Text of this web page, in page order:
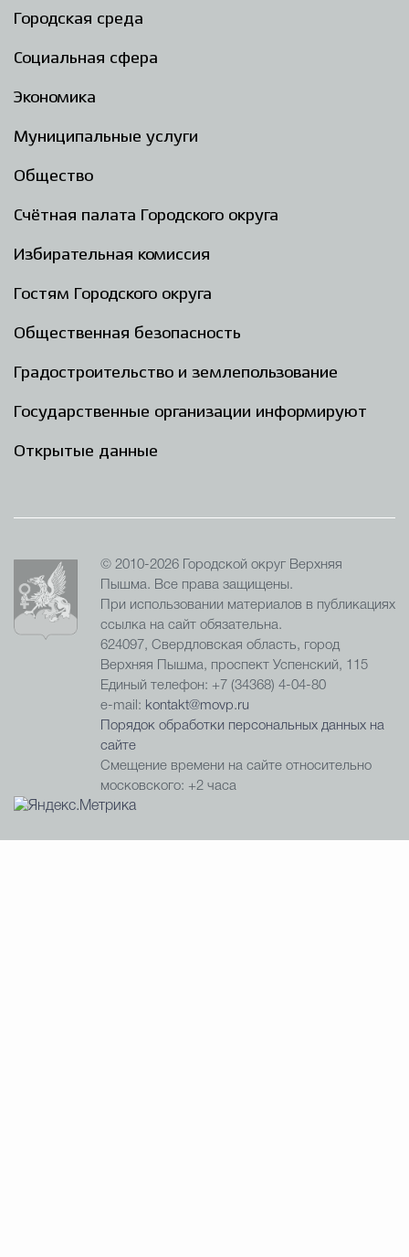
Городская среда
Социальная сфера
Экономика
Муниципальные услуги
Общество
Счётная палата Городского округа
Избирательная комиссия
Гостям Городского округа
Общественная безопасность
Градостроительство и землепользование
Государственные организации информируют
Открытые данные
© 2010-2026 Городской округ Верхняя
Пышма. Все права защищены.
При использовании материалов в публикациях
ссылка на сайт обязательна.
624097, Свердловская область, город
Верхняя Пышма, проспект Успенский, 115
Единый телефон: +7 (34368) 4-04-80
e-mail: kontakt@movp.ru
Порядок обработки персональных данных на
сайте
Смещение времени на сайте относительно
московского: +2 часа